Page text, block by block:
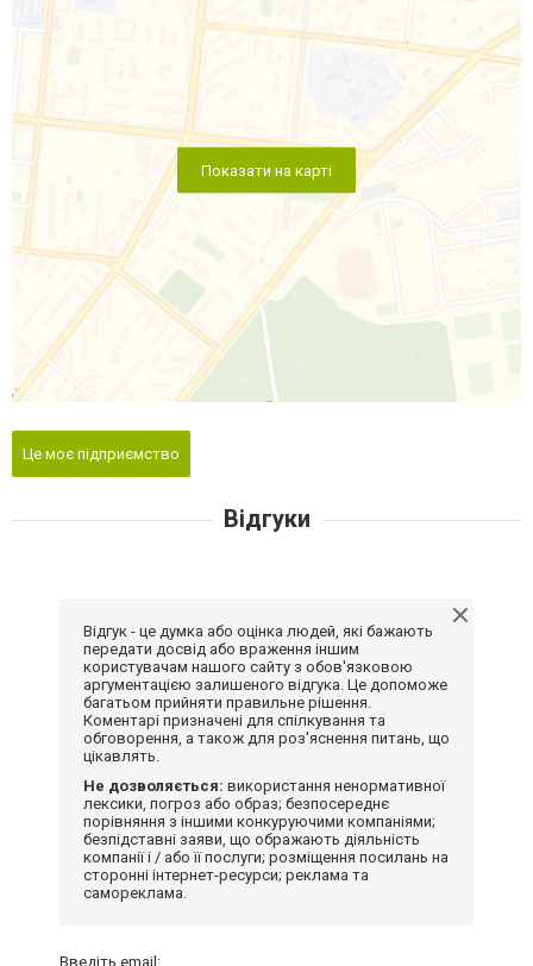
Показати на карті
Це моє підприємство
Відгуки
Відгук - це думка або оцінка людей, які бажають
передати досвід або враження іншим
користувачам нашого сайту з обов'язковою
аргументацією залишеного відгука. Це допоможе
багатьом прийняти правильне рішення.
Коментарі призначені для спілкування та
обговорення, а також для роз'яснення питань, що
цікавлять.
Не дозволяється: використання ненормативної
лексики, погроз або образ; безпосереднє
порівняння з іншими конкуруючими компаніями;
безпідставні заяви, що ображають діяльність
компанії і / або її послуги; розміщення посилань на
сторонні інтернет-ресурси; реклама та
самореклама.
Введіть email: